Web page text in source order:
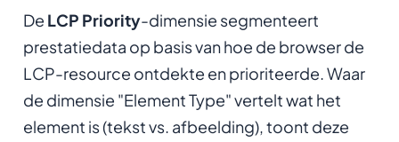
De LCP Priority-dimensie segmenteert
prestatiedata op basis van hoe de browser de
LCP-resource ontdekte en prioriteerde. Waar
de dimensie "Element Type" vertelt wat het
element is (tekst vs. afbeelding), toont deze